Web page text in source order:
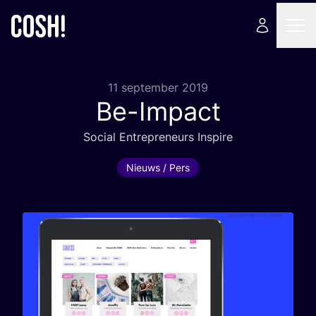
11 september 2019
Be-Impact
Soci­al Entre­pre­neurs Inspire
Nieuws / Pers